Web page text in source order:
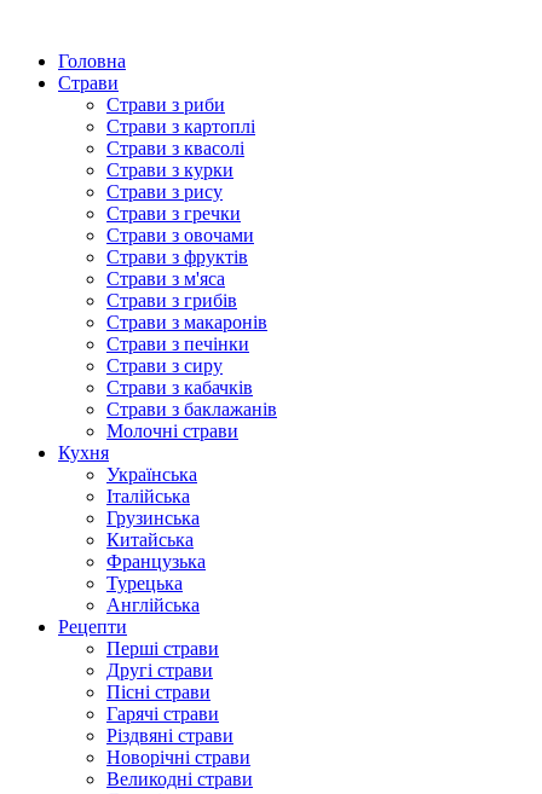
Головна
Страви
Страви з риби
Страви з картоплі
Страви з квасолі
Страви з курки
Страви з рису
Страви з гречки
Страви з овочами
Страви з фруктів
Страви з м'яса
Страви з грибів
Страви з макаронів
Страви з печінки
Страви з сиру
Страви з кабачків
Страви з баклажанів
Молочні страви
Кухня
Українська
Італійська
Грузинська
Китайська
Французька
Турецька
Англійська
Рецепти
Перші страви
Другі страви
Пісні страви
Гарячі страви
Різдвяні страви
Новорічні страви
Великодні страви